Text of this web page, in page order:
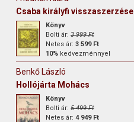
Csaba királyfi visszaszerzése
Könyv
Bolti ár:3 999 Ft
Netes ár:3 599 Ft
10% kedvezménnyel
Benkő László
Hollójárta Mohács
Könyv
Bolti ár:5 499 Ft
Netes ár:4 949 Ft